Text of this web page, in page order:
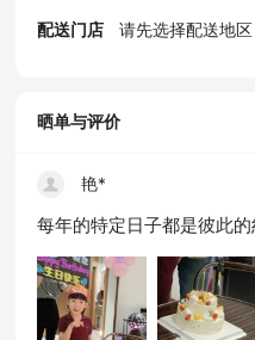
配送门店 请先选择配送地区
晒单与评价
艳*
每年的特定日子都是彼此的